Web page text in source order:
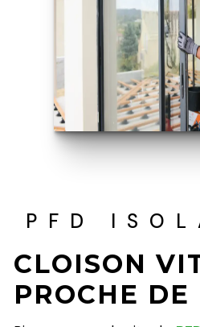
PFD
CLOISON
PROCHE DE